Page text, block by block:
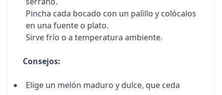
Pincha cada bocado con un palillo y colócalos
en una fuente o plato.
Sirve frío o a temperatura ambiente.
Consejos:
Elige un melón maduro y dulce, que ceda